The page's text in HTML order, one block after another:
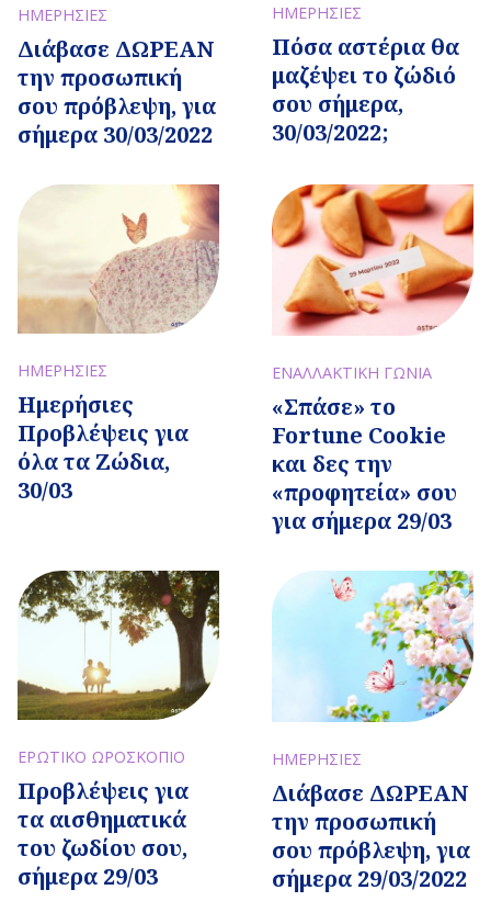
ΗΜΕΡΗΣΙΕΣ
Διάβασε ΔΩΡΕΑΝ
την προσωπική
σου πρόβλεψη, για
σήμερα 30/03/2022
ΗΜΕΡΗΣΙΕΣ
Πόσα αστέρια θα
μαζέψει το ζώδιό
σου σήμερα,
30/03/2022;
ΗΜΕΡΗΣΙΕΣ
Ημερήσιες
Προβλέψεις για
όλα τα Ζώδια,
30/03
ΕΝΑΛΛΑΚΤΙΚΗ ΓΩΝΙΑ
«Σπάσε» το
Fortune Cookie
και δες την
«προφητεία» σου
για σήμερα 29/03
ΕΡΩΤΙΚΟ ΩΡΟΣΚΟΠΙΟ
Προβλέψεις για
τα αισθηματικά
του ζωδίου σου,
σήμερα 29/03
ΗΜΕΡΗΣΙΕΣ
Διάβασε ΔΩΡΕΑΝ
την προσωπική
σου πρόβλεψη, για
σήμερα 29/03/2022